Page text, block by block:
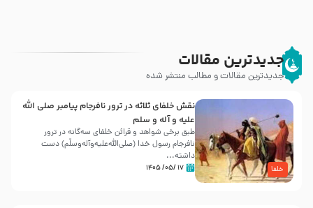
جدیدترین مقالات
جدیدترین مقالات و مطالب منتشر شده
خلفا
نقش خلفای ثلاثه در ترور نافرجام پیامبر صلی الله
علیه و آله و سلم
طبق برخی شواهد و قرائن خلفای سه‌گانه در ترور
نافرجام رسول خدا (صلی‌الله‌علیه‌و‌آله‌وسلّم) دست
داشته‌...
۱۷ /۰۵/ ۱۴۰۵